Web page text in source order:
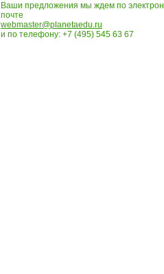
Ваши предложения мы ждем по
почте
webmaster@planetaedu.ru
и по телефону: +7 (495) 545 63 67